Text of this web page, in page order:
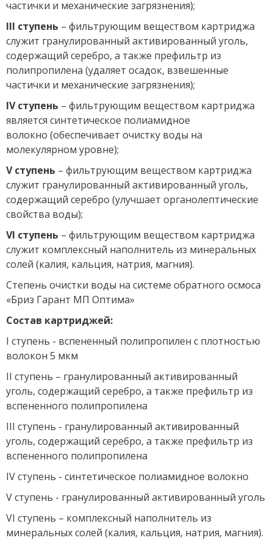
частички и механические загрязнения);
III ступень – фильтрующим веществом картриджа
служит гранулированный активированный уголь,
содержащий серебро, а также префильтр из
полипропилена (удаляет осадок, взвешенные
частички и механические загрязнения);
IV ступень – фильтрующим веществом картриджа
является синтетическое полиамидное
волокно (обеспечивает очистку воды на
молекулярном уровне);
V ступень – фильтрующим веществом картриджа
служит гранулированный активированный уголь,
содержащий серебро (улучшает органолептические
свойства воды);
VI ступень – фильтрующим веществом картриджа
служит комплексный наполнитель из минеральных
солей (калия, кальция, натрия, магния).
Степень очистки воды на системе обратного осмоса
«Бриз Гарант МП Оптима»
Состав картриджей:
I ступень - вспененный полипропилен с плотностью
волокон 5 мкм
II ступень – гранулированный активированный
уголь, содержащий серебро, а также префильтр из
вспененного полипропилена
III ступень - гранулированный активированный
уголь, содержащий серебро, а также префильтр из
вспененного полипропилена
IV ступень - синтетическое полиамидное волокно
V ступень - гранулированный активированный уголь
VI ступень – комплексный наполнитель из
минеральных солей (калия, кальция, натрия, магния).